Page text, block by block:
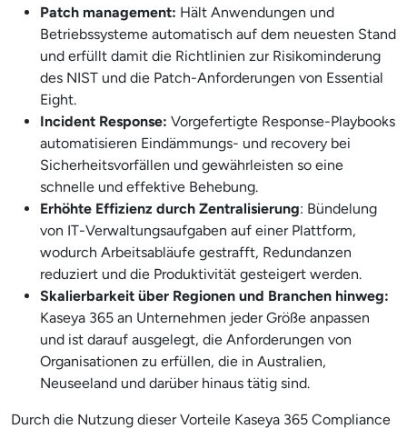
Patch management: Hält Anwendungen und
Betriebssysteme automatisch auf dem neuesten Stand
und erfüllt damit die Richtlinien zur Risikominderung
des NIST und die Patch-Anforderungen von Essential
Eight.
Incident Response: Vorgefertigte Response-Playbooks
automatisieren Eindämmungs- und recovery bei
Sicherheitsvorfällen und gewährleisten so eine
schnelle und effektive Behebung.
Erhöhte Effizienz durch Zentralisierung: Bündelung
von IT-Verwaltungsaufgaben auf einer Plattform,
wodurch Arbeitsabläufe gestrafft, Redundanzen
reduziert und die Produktivität gesteigert werden.
Skalierbarkeit über Regionen und Branchen hinweg:
Kaseya 365 an Unternehmen jeder Größe anpassen
und ist darauf ausgelegt, die Anforderungen von
Organisationen zu erfüllen, die in Australien,
Neuseeland und darüber hinaus tätig sind.
Durch die Nutzung dieser Vorteile Kaseya 365 Compliance